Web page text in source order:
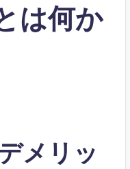
は何か
メリッ